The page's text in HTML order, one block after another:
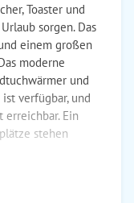
Toaster und
sorgen. Das
einem großen
moderne
und
verfügbar, und
Ein
stehen